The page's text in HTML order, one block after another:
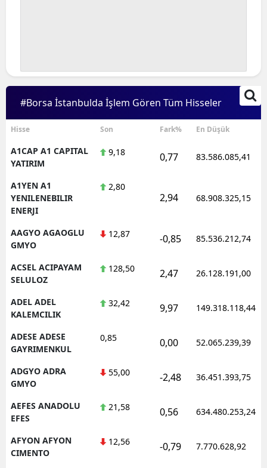
#Borsa İstanbulda İşlem Gören Tüm Hisseler
Hisse Son Fark% En Düşük
A1CAP A1 CAPITAL
YATIRIM
9,18 0,77 83.586.085,41
A1YEN A1
YENILENEBILIR
ENERJI
2,80
2,94 68.908.325,15
AAGYO AGAOGLU
GMYO
12,87 -0,85 85.536.212,74
ACSEL ACIPAYAM
SELULOZ
128,50 2,47 26.128.191,00
ADEL ADEL
KALEMCILIK
32,42 9,97 149.318.118,44
ADESE ADESE
GAYRIMENKUL
0,85 0,00 52.065.239,39
ADGYO ADRA
GMYO
55,00 -2,48 36.451.393,75
AEFES ANADOLU
EFES
21,58 0,56 634.480.253,24
AFYON AFYON
CIMENTO
12,56 -0,79 7.770.628,92